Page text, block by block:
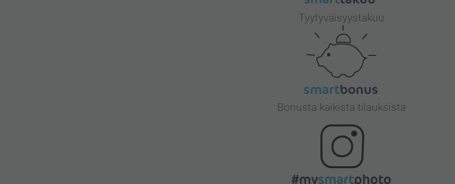
Tyytyväisyystakuu
Bonusta kaikista tilauksista